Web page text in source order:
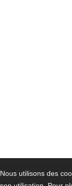
Nous utilisons des